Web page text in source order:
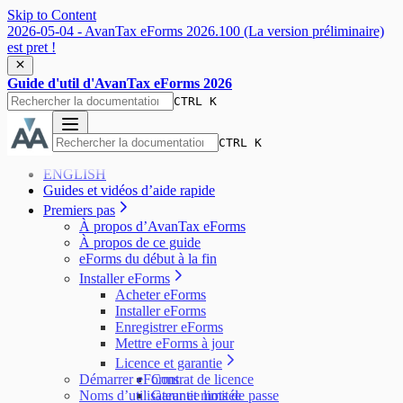
Skip to Content
2026-05-04 - AvanTax eForms 2026.100 (La version préliminaire)
est pret !
Guide d'util d'AvanTax eForms 2026
CTRL K
CTRL K
ENGLISH
Guides et vidéos d’aide rapide
Premiers pas
À propos d’AvanTax eForms
À propos de ce guide
eForms du début à la fin
Installer eForms
Acheter eForms
Installer eForms
Enregistrer eForms
Mettre eForms à jour
Licence et garantie
Contrat de licence
Garantie limitée
Démarrer eForms
Noms d’utilisateur et mots de passe